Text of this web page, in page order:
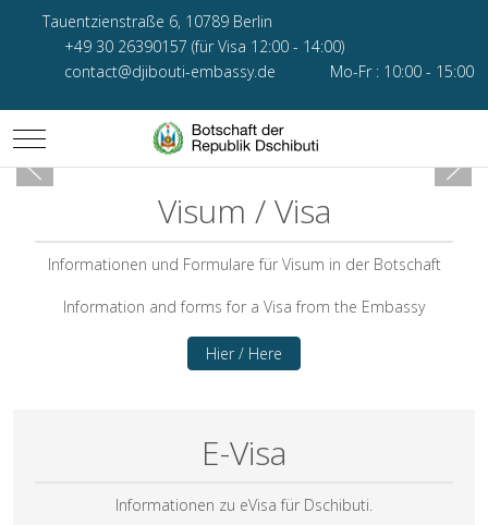
Tauentzienstraße 6, 10789 Berlin
+49 30 26390157 (für Visa 12:00 - 14:00)
contact@djibouti-embassy.de
Mo-Fr : 10:00 - 15:00
Mobile Menu Toggle
Visum / Visa
Informationen und Formulare für Visum in der Botschaft
Information and forms for a Visa from the Embassy
Hier / Here
E-Visa
Informationen zu eVisa für Dschibuti.